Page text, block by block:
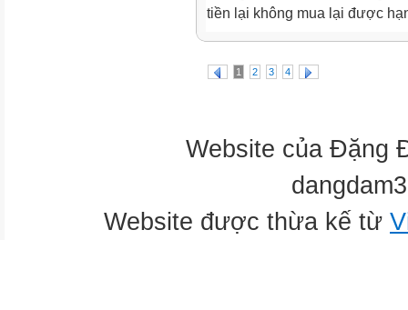
tiền lại không mua lại được
1 2 3 4
Website của Đặng
Website được thừa kế từ